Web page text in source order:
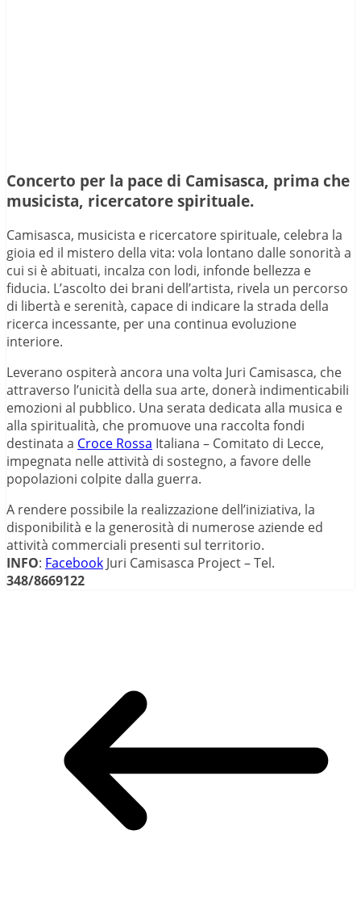
Concerto per la pace di Camisasca, prima che
musicista, ricercatore spirituale.
Camisasca, musicista e ricercatore spirituale, celebra la
gioia ed il mistero della vita: vola lontano dalle sonorità a
cui si è abituati, incalza con lodi, infonde bellezza e
fiducia. L’ascolto dei brani dell’artista, rivela un percorso
di libertà e serenità, capace di indicare la strada della
ricerca incessante, per una continua evoluzione
interiore.
Leverano ospiterà ancora una volta Juri Camisasca, che
attraverso l’unicità della sua arte, donerà indimenticabili
emozioni al pubblico. Una serata dedicata alla musica e
alla spiritualità, che promuove una raccolta fondi
destinata a Croce Rossa Italiana – Comitato di Lecce,
impegnata nelle attività di sostegno, a favore delle
popolazioni colpite dalla guerra.
A rendere possibile la realizzazione dell’iniziativa, la
disponibilità e la generosità di numerose aziende ed
attività commerciali presenti sul territorio.
INFO: Facebook Juri Camisasca Project – Tel.
348/8669122